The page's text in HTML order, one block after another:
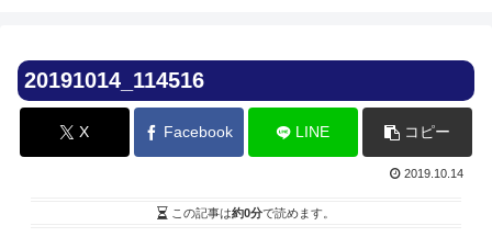
20191014_114516
X Facebook LINE コピー
2019.10.14
この記事は約0分で読めます。